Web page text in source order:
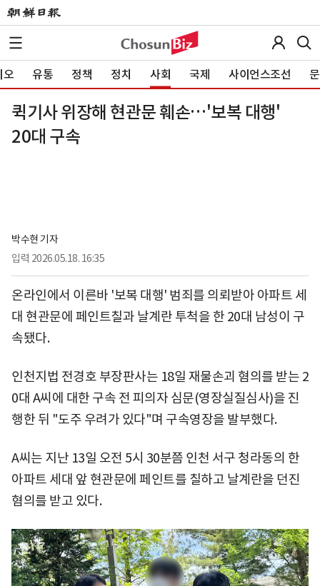
오 유통 정책 정치 사회 국제 사이언스조선
퀵기사 위장해 현관문 훼손…'보복 대행'
20대 구속
박수현 기자
입력 2026.05.18. 16:35
온라인에서 이른바 '보복 대행' 범죄를 의뢰받아 아파트 세
대 현관문에 페인트칠과 날계란 투척을 한 20대 남성이 구
속됐다.
인천지법 전경호 부장판사는 18일 재물손괴 혐의를 받는 2
0대 A씨에 대한 구속 전 피의자 심문(영장실질심사)을 진
행한 뒤 "도주 우려가 있다"며 구속영장을 발부했다.
A씨는 지난 13일 오전 5시 30분쯤 인천 서구 청라동의 한
아파트 세대 앞 현관문에 페인트를 칠하고 날계란을 던진
혐의를 받고 있다.